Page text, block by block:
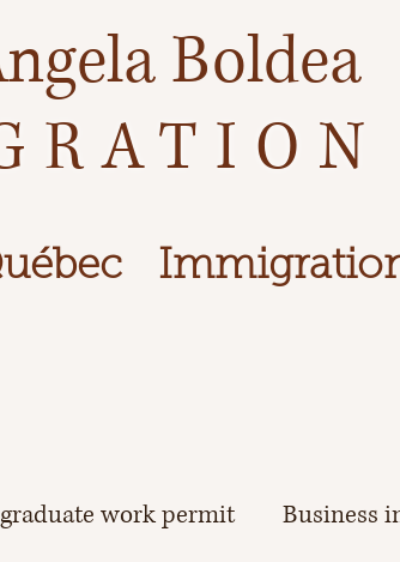
Boldea
work permit Business